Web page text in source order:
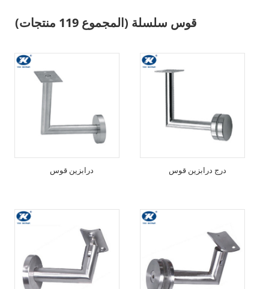
قوس سلسلة (المجموع 119 منتجات)
درابزين قوس درج درابزين قوس